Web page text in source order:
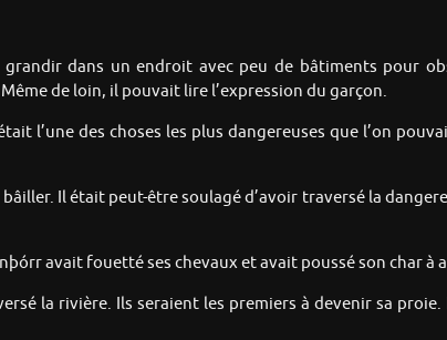
grandir dans un endroit avec peu de bâtiments pour
de loin, il pouvait lire l’expression du garçon.
l’une des choses les plus dangereuses que l’on
Il était peut-être soulagé d’avoir traversé la
avait fouetté ses chevaux et avait poussé son char à
la rivière. Ils seraient les premiers à devenir sa